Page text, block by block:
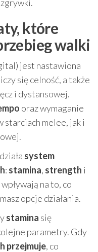
które
walki
jest nastawiona
się celność, a także
i dystansowej.
oraz wymaganie
starciach melee, jak i
system
: stamina, strength i
na to, co
opcje działania.
stamina się
parametry. Gdy
przejmuje, co